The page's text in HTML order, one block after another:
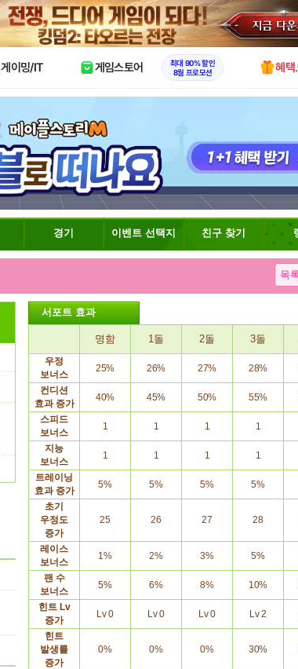
X
게이밍/IT 게임스토어
최대 90% 할인
8월 프로모션
혜택
경기 이벤트 선택지 친구 찾기
목
서포트 효과
명함 1돌 2돌 3돌
우정
보너스
25% 26% 27% 28%
컨디션
효과 증가
40% 45% 50% 55%
스피드
보너스
1 1 1 1
지능
보너스
1 1 1 1
트레이닝
효과 증가
5% 5% 5% 5%
초기
우정도
증가
25 26 27 28
레이스
보너스
1% 2% 3% 5%
팬 수
보너스
5% 6% 8% 10%
힌트 Lv
증가
Lv 0 Lv 0 Lv 0 Lv 2
힌트
발생률
증가
0% 0% 0% 30%